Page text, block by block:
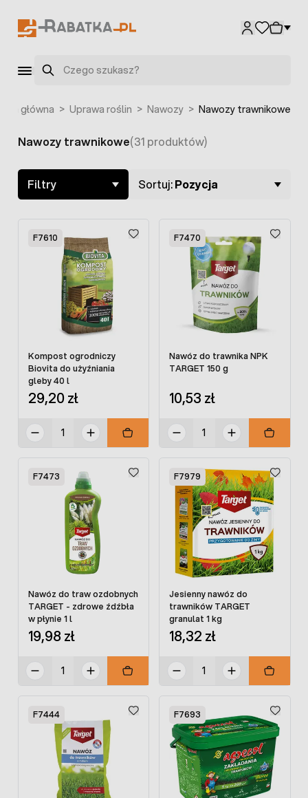
Szukaj
główna > Uprawa roślin > Nawozy > Nawozy trawnikowe
Skip to product list
Nawozy trawnikowe(31 produktów)
Filtry Sortuj:Pozycja
F7610
Kompost ogrodniczy
Biovita do użyźniania
gleby 40 l
29,20 zł
F7470
Nawóz do trawnika NPK
TARGET 150 g
10,53 zł
F7473
Nawóz do traw ozdobnych
TARGET - zdrowe źdźbła
w płynie 1 l
19,98 zł
F7979
Jesienny nawóz do
trawników TARGET
granulat 1 kg
18,32 zł
F7444 F7693
F7606
F7605
F7515
F7350
F7349